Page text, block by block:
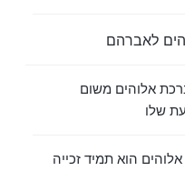
אלוהים משום
שלו
הוא תמיד זכייה